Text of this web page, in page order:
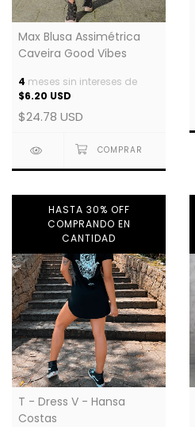
Max Blusa Assimétrica
Caveira Good Vibes
4 meses sin intereses de
$6.20 USD
$24.78 USD
HASTA 30% OFF
COMPRANDO EN
CANTIDAD
T - Dress V - Hansa
Costas